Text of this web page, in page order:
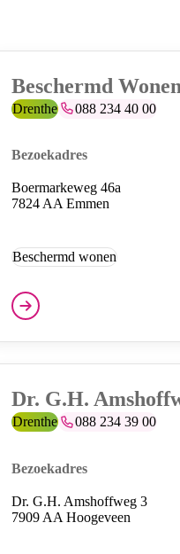
Overzicht
Beschermd
Provincie:
Drenthe Telefoonummer:
088 234 40 00
Bezoekadres
Boermarkeweg 46a
7824 AA Emmen
Beschermd wonen
Dr. G.H.
Provincie:
Drenthe Telefoonummer:
088 234 39 00
Bezoekadres
Dr. G.H. Amshoffweg 3
7909 AA Hoogeveen